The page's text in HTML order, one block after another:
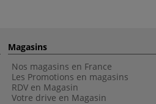
Magasins
Nos magasins en France
Les Promotions en magasins
RDV en Magasin
Votre drive en Magasin